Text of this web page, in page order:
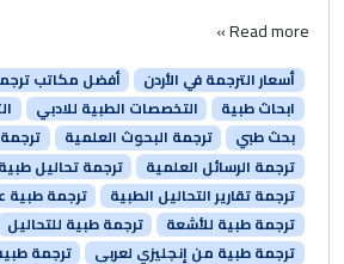
Read more »
أسعار الترجمة في الأردن
أفضل مكاتب
ابحاث طبية
التخصصات الطبية للادبي
بحث طبي
ترجمة البحوث العلمية
ترجمة
ترجمة الرسائل العلمية
ترجمة تحاليل طبية
ترجمة تقارير التحاليل الطبية
ترجمة طبية
ترجمة طبية للأشعة
ترجمة طبية للتحاليل
ترجمة طبية من إنجليزي لعربى
ترجمة